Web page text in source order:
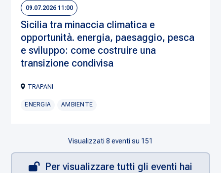
09.07.2026 11:00
Sicilia tra minaccia climatica e
opportunità. energia, paesaggio, pesca
e sviluppo: come costruire una
transizione condivisa
TRAPANI
ENERGIA AMBIENTE
Visualizzati 8 eventi su 151
Per visualizzare tutti gli eventi hai